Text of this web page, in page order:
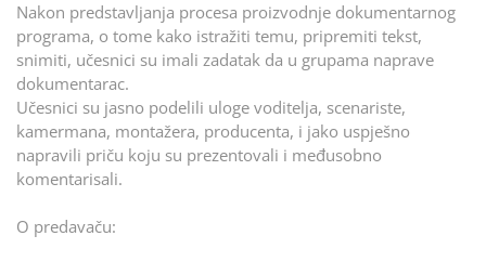
Nakon predstavljanja procesa proizvodnje dokumentarnog
programa, o tome kako istražiti temu, pripremiti tekst,
snimiti, učesnici su imali zadatak da u grupama naprave
dokumentarac.
Učesnici su jasno podelili uloge voditelja, scenariste,
kamermana, montažera, producenta, i jako uspješno
napravili priču koju su prezentovali i međusobno
komentarisali.
O predavaču: